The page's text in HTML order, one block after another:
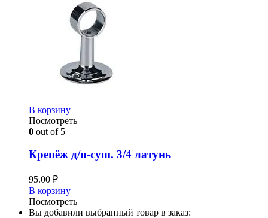
В корзину
Посмотреть
0 out of 5
Крепёж д/п-суш. 3/4 латунь
95.00 ₽
В корзину
Посмотреть
Вы добавили выбранный товар в заказ: